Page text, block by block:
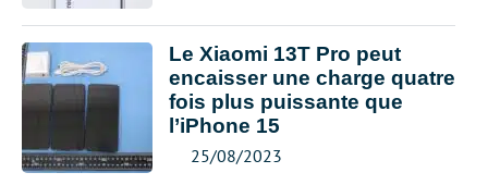
Le Xiaomi 13T Pro peut
encaisser une charge quatre
fois plus puissante que
l’iPhone 15
25/08/2023